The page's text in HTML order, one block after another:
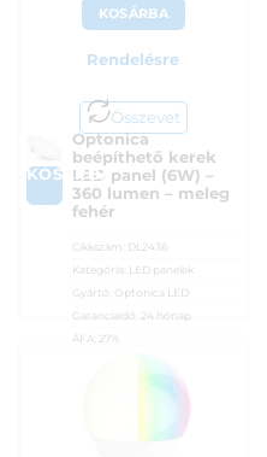
KOSÁRBA
Rendelésre
Összevet
KOSÁRBA
Optonica
beépíthető kerek
LED panel (6W) –
360 lumen – meleg
fehér
Cikkszám:
DL2436
Kategória: LED panelek
Gyártó: Optonica LED
Garanciaidő: 24 hónap
ÁFA: 27%